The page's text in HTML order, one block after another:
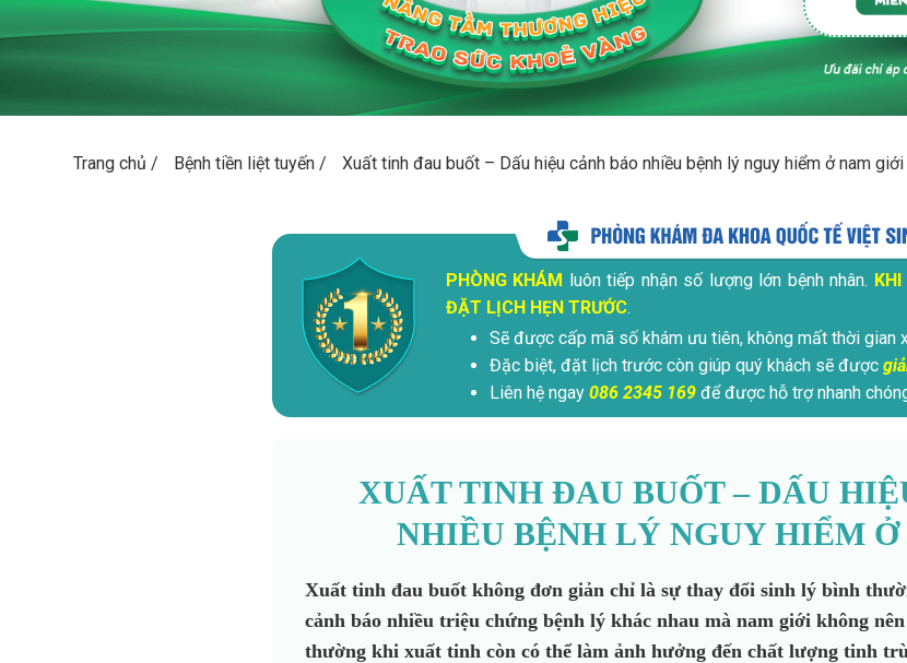
Trang chủ / Bệnh tiền liệt tuyến / Xuất tinh đau buốt – Dấu hiệu cảnh báo nhiều bệnh lý nguy hiểm ở nam giới
PHÒNG KHÁM luôn tiếp nhận số lượng lớn bệnh nhân.
ĐẶT LỊCH HẸN TRƯỚC.
Sẽ được cấp mã số khám ưu tiên, không mất thời gian
Đặc biệt, đặt lịch trước còn giúp quý khách sẽ được
Liên hệ ngay 086 2345 169để được hỗ trợ nhanh
XUẤT TINH ĐAU BUỐT – DẤU
NHIỀU BỆNH LÝ NGUY HIỂM
Xuất tinh đau buốt không đơn giản chỉ là sự thay đổi sinh lý bình
cảnh báo nhiều triệu chứng bệnh lý khác nhau mà nam giới không
thường khi xuất tinh còn có thể làm ảnh hưởng đến chất lượng tinh